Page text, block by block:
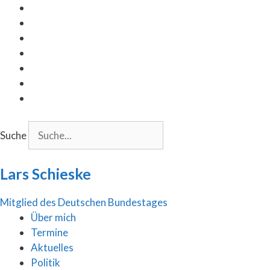
Inhalt
springen
Suche
Lars Schieske
Mitglied des Deutschen Bundestages
Über mich
Termine
Aktuelles
Politik